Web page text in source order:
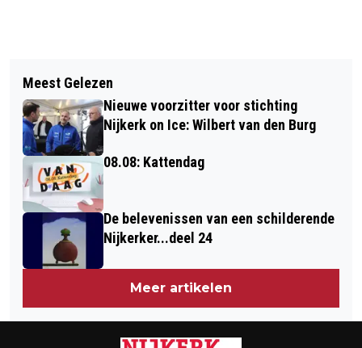
ARGJEND SELIMI VAN VV EEMDIJK
NAAR SPARTA NIJKERK
COLLEGE HELPT MEE MET RENOVATIE
SCHOOLPLEIN APPELGAARD
Meest Gelezen
Nieuwe voorzitter voor stichting
Nijkerk on Ice: Wilbert van den Burg
08.08: Kattendag
De belevenissen van een schilderende
Nijkerker...deel 24
Meer artikelen